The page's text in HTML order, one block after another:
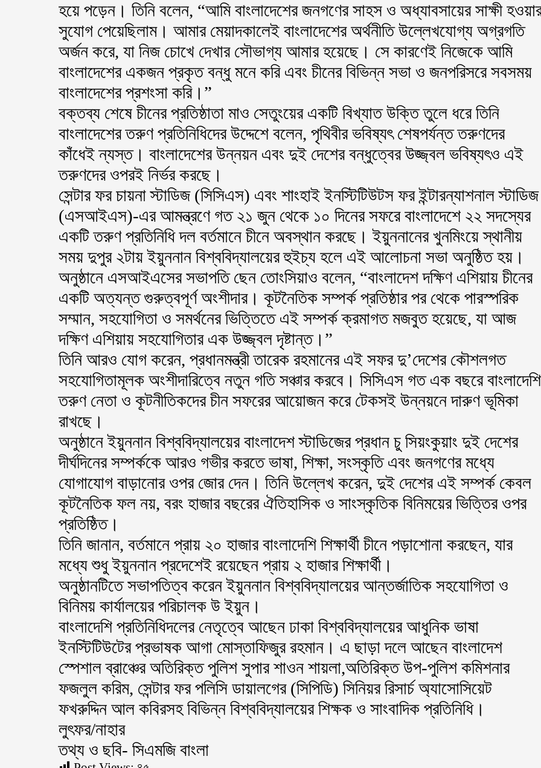
হয়ে পড়েন। তিনি বলেন, “আমি বাংলাদেশের জনগণের সাহস ও অধ্যাবসায়ের সাক্ষী
সুযোগ পেয়েছিলাম। আমার মেয়াদকালেই বাংলাদেশের অর্থনীতি উল্লেখযোগ্য অগ্রগতি
অর্জন করে, যা নিজ চোখে দেখার সৌভাগ্য আমার হয়েছে। সে কারণেই নিজেকে আমি
বাংলাদেশের একজন প্রকৃত বন্ধু মনে করি এবং চীনের বিভিন্ন সভা ও জনপরিসরে সবসময়
বাংলাদেশের প্রশংসা করি।”
বক্তব্য শেষে চীনের প্রতিষ্ঠাতা মাও সেতুংয়ের একটি বিখ্যাত উক্তি তুলে ধরে তিনি
বাংলাদেশের তরুণ প্রতিনিধিদের উদ্দেশে বলেন, পৃথিবীর ভবিষ্যৎ শেষপর্যন্ত তরুণদের
কাঁধেই ন্যস্ত। বাংলাদেশের উন্নয়ন এবং দুই দেশের বন্ধুত্বের উজ্জ্বল ভবিষ্যৎও এই
তরুণদের ওপরই নির্ভর করছে।
সেন্টার ফর চায়না স্টাডিজ (সিসিএস) এবং শাংহাই ইনস্টিটিউটস ফর ইন্টারন্যাশনাল স্টাডিজ
(এসআইএস)-এর আমন্ত্রণে গত ২১ জুন থেকে ১০ দিনের সফরে বাংলাদেশে ২২ সদস্যের
একটি তরুণ প্রতিনিধি দল বর্তমানে চীনে অবস্থান করছে। ইয়ুননানের খুনমিংয়ে স্থানীয়
সময় দুপুর ২টায় ইয়ুননান বিশ্ববিদ্যালয়ের হুইচ্য হলে এই আলোচনা সভা অনুষ্ঠিত হয়।
অনুষ্ঠানে এসআইএসের সভাপতি ছেন তোংসিয়াও বলেন, “বাংলাদেশ দক্ষিণ এশিয়ায় চীনের
একটি অত্যন্ত গুরুত্বপূর্ণ অংশীদার। কূটনৈতিক সম্পর্ক প্রতিষ্ঠার পর থেকে পারস্পরিক
সম্মান, সহযোগিতা ও সমর্থনের ভিত্তিতে এই সম্পর্ক ক্রমাগত মজবুত হয়েছে, যা আজ
দক্ষিণ এশিয়ায় সহযোগিতার এক উজ্জ্বল দৃষ্টান্ত।”
তিনি আরও যোগ করেন, প্রধানমন্ত্রী তারেক রহমানের এই সফর দু’দেশের কৌশলগত
সহযোগিতামূলক অংশীদারিত্বে নতুন গতি সঞ্চার করবে। সিসিএস গত এক বছরে বাংলাদেশি
তরুণ নেতা ও কূটনীতিকদের চীন সফরের আয়োজন করে টেকসই উন্নয়নে দারুণ ভূমিকা
রাখছে।
অনুষ্ঠানে ইয়ুননান বিশ্ববিদ্যালয়ের বাংলাদেশ স্টাডিজের প্রধান চু সিয়ংকুয়াং দুই দেশের
দীর্ঘদিনের সম্পর্ককে আরও গভীর করতে ভাষা, শিক্ষা, সংস্কৃতি এবং জনগণের মধ্যে
যোগাযোগ বাড়ানোর ওপর জোর দেন। তিনি উল্লেখ করেন, দুই দেশের এই সম্পর্ক কেবল
কূটনৈতিক ফল নয়, বরং হাজার বছরের ঐতিহাসিক ও সাংস্কৃতিক বিনিময়ের ভিত্তির ওপর
প্রতিষ্ঠিত।
তিনি জানান, বর্তমানে প্রায় ২০ হাজার বাংলাদেশি শিক্ষার্থী চীনে পড়াশোনা করছেন, যার
মধ্যে শুধু ইয়ুননান প্রদেশেই রয়েছেন প্রায় ২ হাজার শিক্ষার্থী।
অনুষ্ঠানটিতে সভাপতিত্ব করেন ইয়ুননান বিশ্ববিদ্যালয়ের আন্তর্জাতিক সহযোগিতা ও
বিনিময় কার্যালয়ের পরিচালক উ ইয়ুন।
বাংলাদেশি প্রতিনিধিদলের নেতৃত্বে আছেন ঢাকা বিশ্ববিদ্যালয়ের আধুনিক ভাষা
ইনস্টিটিউটের প্রভাষক আগা মোস্তাফিজুর রহমান। এ ছাড়া দলে আছেন বাংলাদেশ
স্পেশাল ব্রাঞ্চের অতিরিক্ত পুলিশ সুপার শাওন শায়লা,অতিরিক্ত উপ-পুলিশ কমিশনার
ফজলুল করিম, সেন্টার ফর পলিসি ডায়ালগের (সিপিডি) সিনিয়র রিসার্চ অ্যাসোসিয়েট
ফখরুদ্দিন আল কবিরসহ বিভিন্ন বিশ্ববিদ্যালয়ের শিক্ষক ও সাংবাদিক প্রতিনিধি।
লুৎফর/নাহার
তথ্য ও ছবি- সিএমজি বাংলা